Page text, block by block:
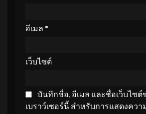
อีเมล *
เว็บไซต์
บันทึกชื่อ, อีเมล และชื่อเว็บไซ
เบราว์เซอร์นี้ สำหรับการแสดงคว